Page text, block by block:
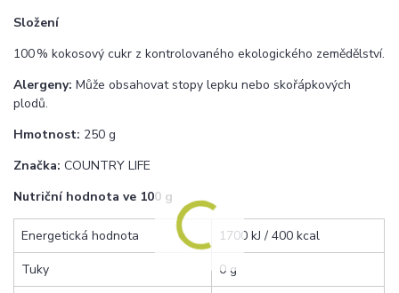
Složení
100 % kokosový cukr z kontrolovaného ekologického zemědělství.
Alergeny: Může obsahovat stopy lepku nebo skořápkových
plodů.
Hmotnost: 250 g
Značka: COUNTRY LIFE
Nutriční hodnota ve 100 g
Energetická hodnota
1700 kJ / 400 kcal
Tuky
0 g